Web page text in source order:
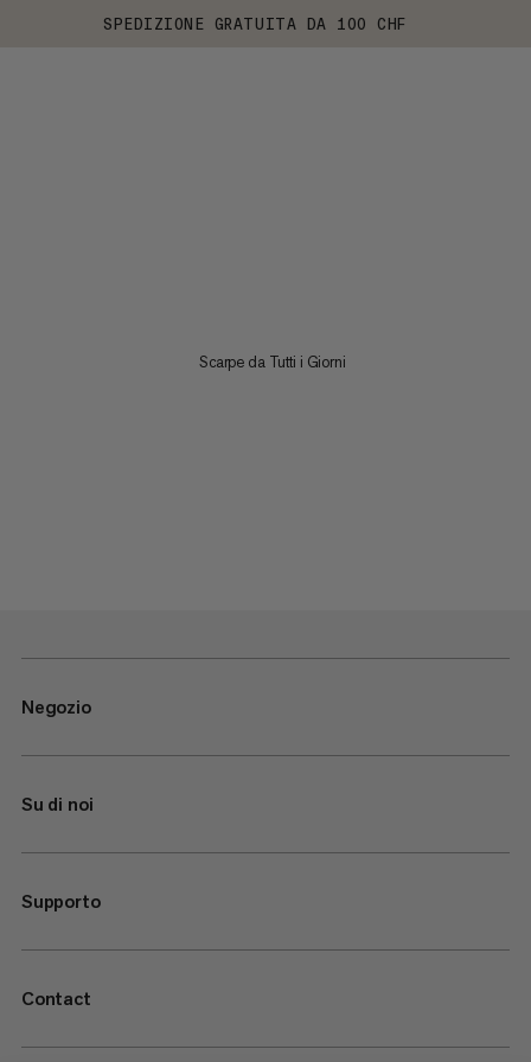
SPEDIZIONE GRATUITA DA 100 CHF
Scarpe da Tutti i Giorni
Negozio
Su di noi
Supporto
Contact